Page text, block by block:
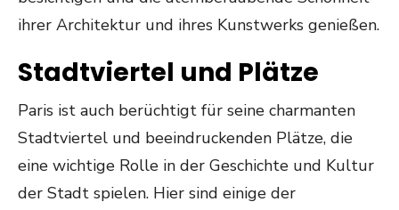
ihrer Architektur und ihres Kunstwerks genießen.
Stadtviertel und Plätze
Paris ist auch berüchtigt für seine charmanten
Stadtviertel und beeindruckenden Plätze, die
eine wichtige Rolle in der Geschichte und Kultur
der Stadt spielen. Hier sind einige der